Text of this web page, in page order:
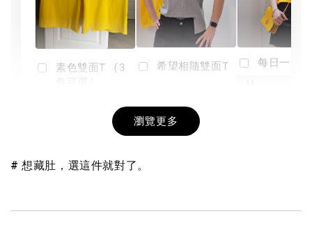
素色雙面T (3
+
希望相隨雙面T
NT$ 190
-
每日一笑
瀏覽更多
# 想藏肚，選這件就對了。